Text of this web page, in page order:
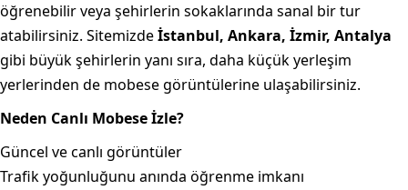
öğrenebilir veya şehirlerin sokaklarında sanal bir tur
atabilirsiniz. Sitemizdeİstanbul, Ankara, İzmir, Antalya
gibi büyük şehirlerin yanı sıra, daha küçük yerleşim
yerlerinden de mobese görüntülerine ulaşabilirsiniz.
Neden Canlı Mobese İzle?
Güncel ve canlı görüntüler
Trafik yoğunluğunu anında öğrenme imkanı